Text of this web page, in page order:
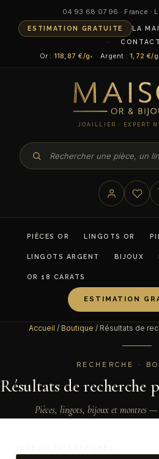
contenu
04 93 68 07 96 · France ·
ESTIMATION GRATUITE LA
CONTACT
Or : 118,87 €/g Argent :1,72 €/g
JOAILLIER · EXPERT
PIÈCES OR LINGOTS OR
LINGOTS ARGENT BIJOUX
OR 18 CARATS
ESTIMATION
Accueil / Boutique / Résultats de
RECHERCHE ·
Résultats de recherche
Pièces, lingots, bijoux et montres —